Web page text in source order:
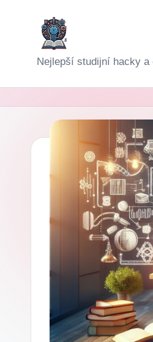
D
i
i-
Nejlepší studijní hacky